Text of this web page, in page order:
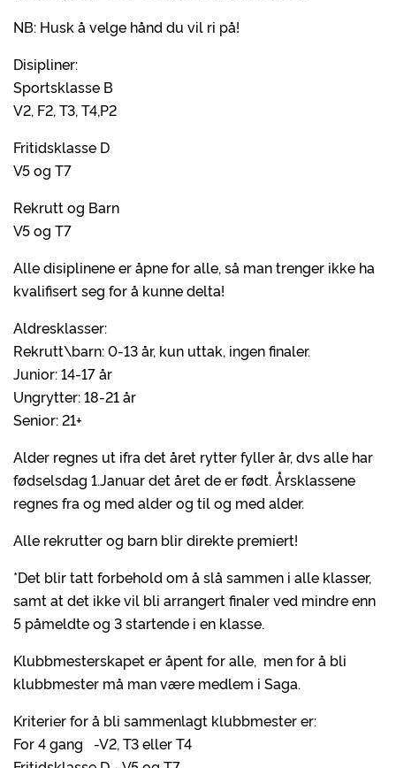
NB: Husk å velge hånd du vil ri på!
Disipliner:
Sportsklasse B
V2, F2, T3, T4,P2
Fritidsklasse D
V5 og T7
Rekrutt og Barn
V5 og T7
Alle disiplinene er åpne for alle, så man trenger ikke ha
kvalifisert seg for å kunne delta!
Aldresklasser:
Rekrutt\barn: 0-13 år, kun uttak, ingen finaler.
Junior: 14-17 år
Ungrytter: 18-21 år
Senior: 21+
Alder regnes ut ifra det året rytter fyller år, dvs alle har
fødselsdag 1.Januar det året de er født. Årsklassene
regnes fra og med alder og til og med alder.
Alle rekrutter og barn blir direkte premiert!
*Det blir tatt forbehold om å slå sammen i alle klasser,
samt at det ikke vil bli arrangert finaler ved mindre enn
5 påmeldte og 3 startende i en klasse.
Klubbmesterskapet er åpent for alle, men for å bli
klubbmester må man være medlem i Saga.
Kriterier for å bli sammenlagt klubbmester er:
For 4 gang -V2, T3 eller T4